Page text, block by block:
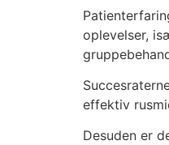
oplevelser,
effektiv
Desuden er